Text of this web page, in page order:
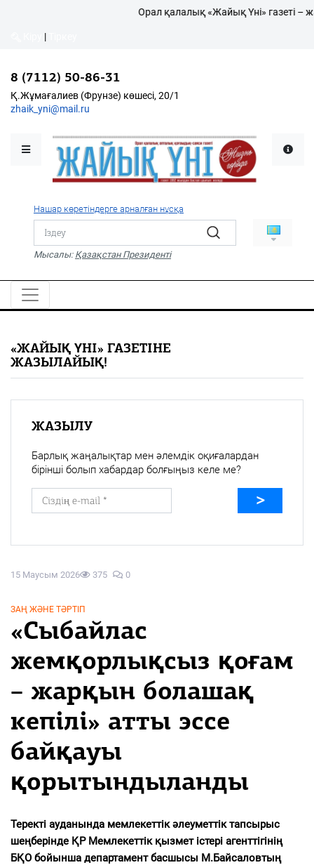
Қалалықтар қаперіне
Қоғам
Дені сау ұлт
Спорт
Жалын
PDF
«Жайық үні» — 33 жыл
Каталог
Қ.Жұмағалиев (Фрунзе)
Орал қалалық «Жайық Үні» газеті –
|
8 (7112) 50-86-31
Қ.Жұмағалиев (Фрунзе) көшесі, 20/1
zhaik_yni@mail.ru
Нашар көретіндерге арналған нұсқа
Мысалы: Қазақстан Президенті
15 Маусым 2026 375 0
ЗАҢ ЖӘНЕ ТӘРТІП
«Сыбайлас
жемқорлықсыз қоғам
– жарқын болашақ
кепілі» атты эссе
байқауы
қорытындыланды
Теректі ауданында мемлекеттік әлеуметтік тапсырыс
шеңберінде ҚР Мемлекеттік қызмет істері агенттігінің
БҚО бойынша департамент басшысы М.Байсаловтың
«ЖАЙЫҚ ҮНІ» ГАЗЕТІНЕ
ЖАЗЫЛАЙЫҚ!
ЖАЗЫЛУ
Барлық жаңалықтар мен әлемдік оқиғалардан
бірінші болып хабардар болғыңыз келе ме?